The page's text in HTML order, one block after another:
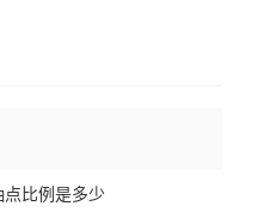
比例是多少